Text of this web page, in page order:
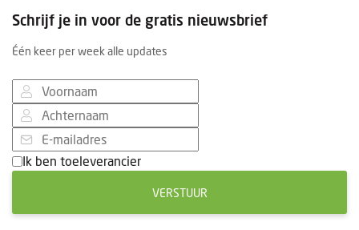
Schrijf je in voor de gratis nieuwsbrief
Één keer per week alle updates
Ik ben toeleverancier
VERSTUUR